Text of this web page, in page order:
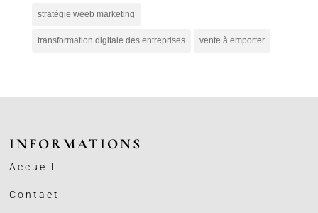
stratégie weeb marketing
transformation digitale des entreprises vente à emporter
INFORMATIONS
Accueil
Contact